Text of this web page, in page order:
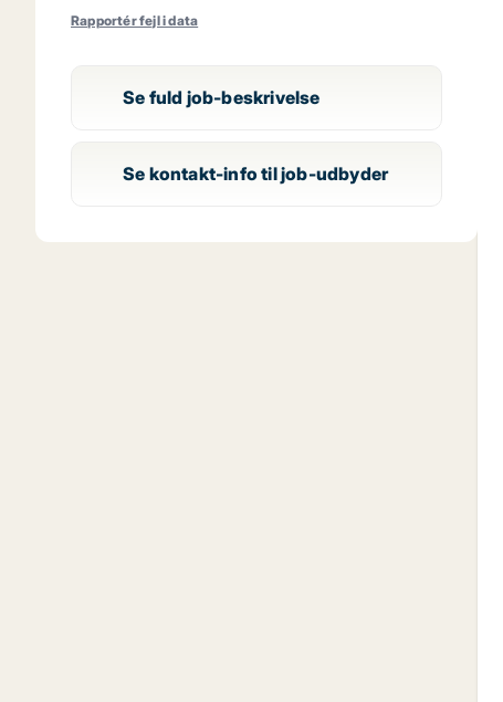
Rapportér fejl i data
Se fuld job-beskrivelse
Se kontakt-info til job-udbyder